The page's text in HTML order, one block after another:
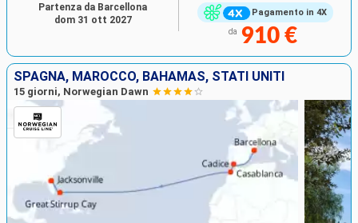
Pagamento in 4X
da 910 €
Partenza da Barcellona
dom 31 ott 2027
SPAGNA, MAROCCO, BAHAMAS, STATI UNITI
15 giorni, Norwegian Dawn